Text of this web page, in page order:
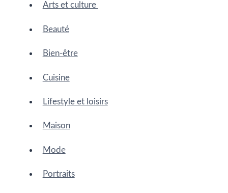
Arts et culture
Beauté
Bien-être
Cuisine
Lifestyle et loisirs
Maison
Mode
Portraits